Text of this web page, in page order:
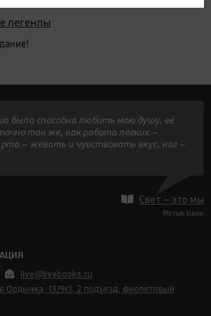
легенлы
была способна любить мою душу, её
так же, как работа лёгких —
— жевать и чувствовать вкус, ног —
Свет — это мы
Мэтью Квик
live@livebooks.ru
Ордынка, 13/9с1, 2 подъезд, фиолетовый